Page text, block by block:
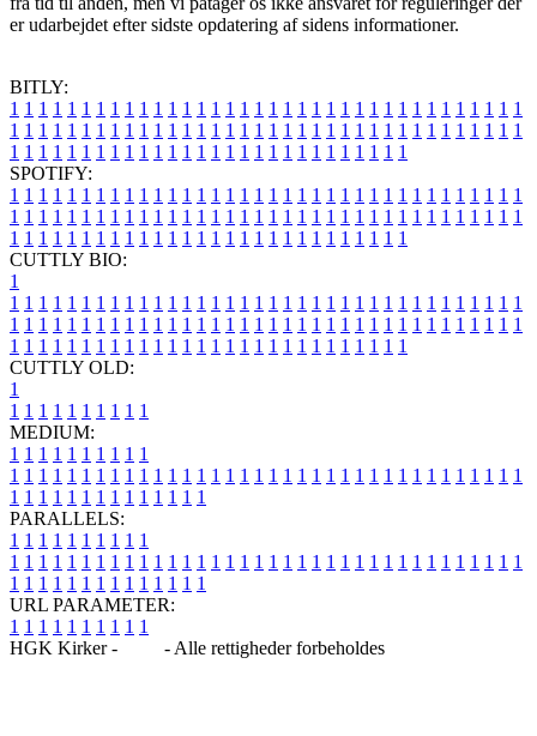
er udarbejdet efter sidste opdatering af sidens informationer.
BITLY:
1 1 1 1 1 1 1 1 1 1 1 1 1 1 1 1 1 1 1 1 1 1 1 1 1 1 1 1 1 1 1 1 1 1 1 1
1 1 1 1 1 1 1 1 1 1 1 1 1 1 1 1 1 1 1 1 1 1 1 1 1 1 1 1 1 1 1 1 1 1 1 1
1 1 1 1 1 1 1 1 1 1 1 1 1 1 1 1 1 1 1 1 1 1 1 1 1 1 1 1
SPOTIFY:
1 1 1 1 1 1 1 1 1 1 1 1 1 1 1 1 1 1 1 1 1 1 1 1 1 1 1 1 1 1 1 1 1 1 1 1
1 1 1 1 1 1 1 1 1 1 1 1 1 1 1 1 1 1 1 1 1 1 1 1 1 1 1 1 1 1 1 1 1 1 1 1
1 1 1 1 1 1 1 1 1 1 1 1 1 1 1 1 1 1 1 1 1 1 1 1 1 1 1 1
CUTTLY BIO:
1
1 1 1 1 1 1 1 1 1 1 1 1 1 1 1 1 1 1 1 1 1 1 1 1 1 1 1 1 1 1 1 1 1 1 1 1
1 1 1 1 1 1 1 1 1 1 1 1 1 1 1 1 1 1 1 1 1 1 1 1 1 1 1 1 1 1 1 1 1 1 1 1
1 1 1 1 1 1 1 1 1 1 1 1 1 1 1 1 1 1 1 1 1 1 1 1 1 1 1 1
CUTTLY OLD:
1
1 1 1 1 1 1 1 1 1 1
MEDIUM:
1 1 1 1 1 1 1 1 1 1
1 1 1 1 1 1 1 1 1 1 1 1 1 1 1 1 1 1 1 1 1 1 1 1 1 1 1 1 1 1 1 1 1 1 1 1
1 1 1 1 1 1 1 1 1 1 1 1 1 1
PARALLELS:
1 1 1 1 1 1 1 1 1 1
1 1 1 1 1 1 1 1 1 1 1 1 1 1 1 1 1 1 1 1 1 1 1 1 1 1 1 1 1 1 1 1 1 1 1 1
1 1 1 1 1 1 1 1 1 1 1 1 1 1
URL PARAMETER:
1 1 1 1 1 1 1 1 1 1
HGK Kirker -
- Alle rettigheder forbeholdes